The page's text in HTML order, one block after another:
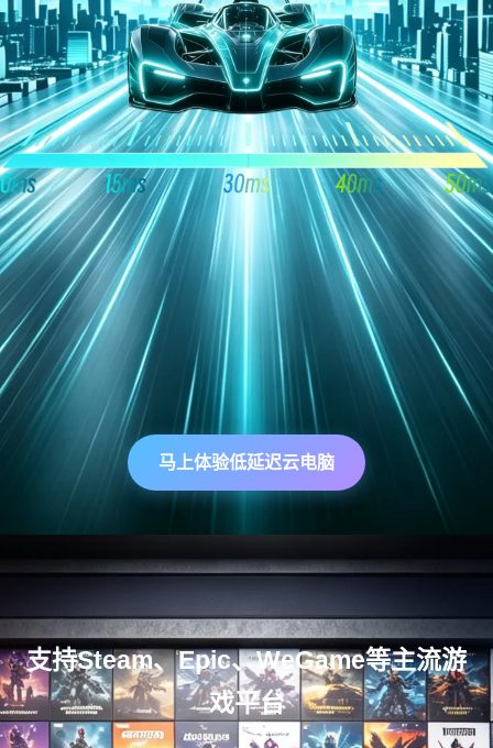
马上体验低延迟云电脑
支持Steam、Epic、WeGame等主流游
戏平台